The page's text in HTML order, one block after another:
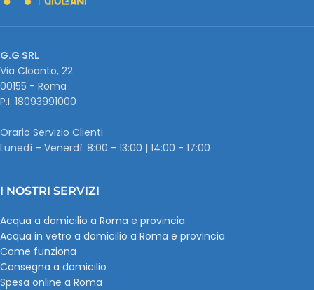
G.G SRL
Via Cloanto, 22
00155 - Roma
P.I. ‭18093991000
Orario Servizio Clienti
Lunedì – Venerdì: 8:00 - 13:00 | 14:00 - 17:00
I NOSTRI SERVIZI
Acqua a domicilio a Roma e provincia
Acqua in vetro a domicilio a Roma e provincia
Come funziona
Consegna a domicilio
Spesa online a Roma